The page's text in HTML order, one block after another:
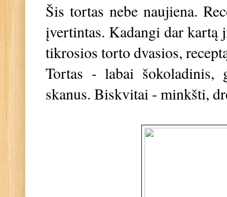
Šis tortas nebe naujiena.
įvertintas. Kadangi dar kartą
tikrosios torto dvasios,
Tortas - labai šokoladinis,
skanus. Biskvitai - minkšti,